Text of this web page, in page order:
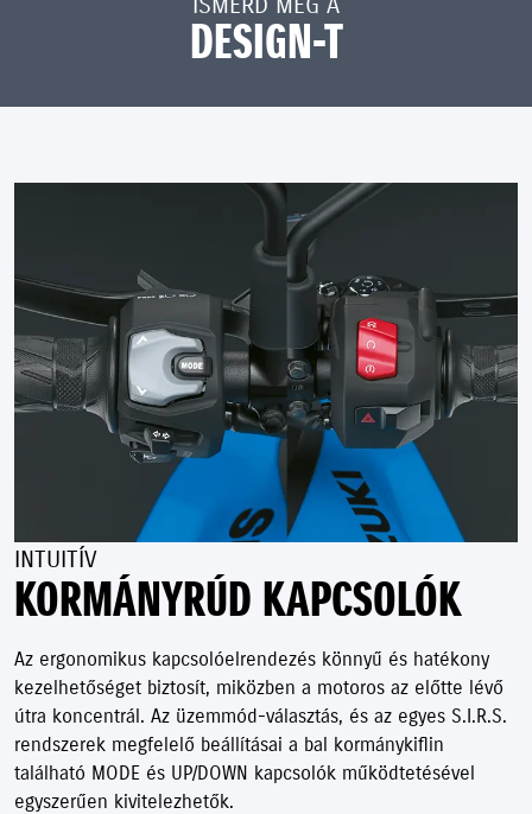
DESIGN-T
INTUITÍV
KORMÁNYRÚD KAPCSOLÓK
Az ergonomikus kapcsolóelrendezés könnyű és hatékony
kezelhetőséget biztosít, miközben a motoros az előtte lévő
útra koncentrál. Az üzemmód-választás, és az egyes S.I.R.S.
rendszerek megfelelő beállításai a bal kormánykiflin
található MODE és UP/DOWN kapcsolók működtetésével
egyszerűen kivitelezhetők.